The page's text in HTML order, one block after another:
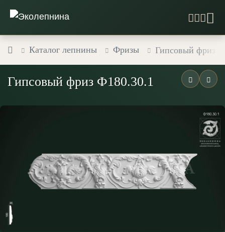
Каталог лепнины Фризы Гипсовый фриз
Гипсовый фриз Ф180.30.1